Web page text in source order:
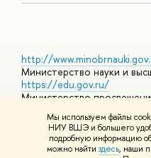
Мы используем файлы
НИУ ВШЭ и большего
подробную информацию
можно найти здесь, наши
http://
Министерство науки и
https://edu.gov.ru/
Министерство
https://elearning.hse.ru/mooc
Массовые открытые